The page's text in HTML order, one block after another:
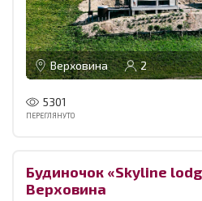
Верховина 2
5301
ПЕРЕГЛЯНУТО
Будиночок «Skyline
Верховина